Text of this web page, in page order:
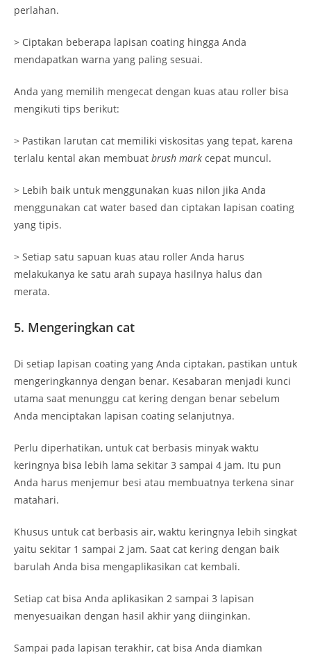
perlahan.
> Ciptakan beberapa lapisan coating hingga Anda
mendapatkan warna yang paling sesuai.
Anda yang memilih mengecat dengan kuas atau roller bisa
mengikuti tips berikut:
> Pastikan larutan cat memiliki viskositas yang tepat, karena
terlalu kental akan membuat brush mark cepat muncul.
> Lebih baik untuk menggunakan kuas nilon jika Anda
menggunakan cat water based dan ciptakan lapisan coating
yang tipis.
> Setiap satu sapuan kuas atau roller Anda harus
melakukanya ke satu arah supaya hasilnya halus dan
merata.
5. Mengeringkan cat
Di setiap lapisan coating yang Anda ciptakan, pastikan untuk
mengeringkannya dengan benar. Kesabaran menjadi kunci
utama saat menunggu cat kering dengan benar sebelum
Anda menciptakan lapisan coating selanjutnya.
Perlu diperhatikan, untuk cat berbasis minyak waktu
keringnya bisa lebih lama sekitar 3 sampai 4 jam. Itu pun
Anda harus menjemur besi atau membuatnya terkena sinar
matahari.
Khusus untuk cat berbasis air, waktu keringnya lebih singkat
yaitu sekitar 1 sampai 2 jam. Saat cat kering dengan baik
barulah Anda bisa mengaplikasikan cat kembali.
Setiap cat bisa Anda aplikasikan 2 sampai 3 lapisan
menyesuaikan dengan hasil akhir yang diinginkan.
Sampai pada lapisan terakhir, cat bisa Anda diamkan